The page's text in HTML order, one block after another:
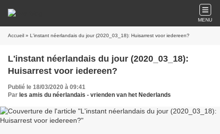
MENU
Accueil » L'instant néerlandais du jour (2020_03_18): Huisarrest voor iedereen?
L'instant néerlandais du jour (2020_03_18):
Huisarrest voor iedereen?
Publié le 18/03/2020 à 09:41
Par les amis du néerlandais - vrienden van het Nederlands